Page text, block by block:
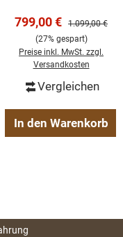
Verkaufspreis:
799,00 € Regulärer
1.099,00 €
(27% gespart)
Preise inkl. MwSt. zzgl.
Versandkosten
Vergleichen
In den Warenkorb